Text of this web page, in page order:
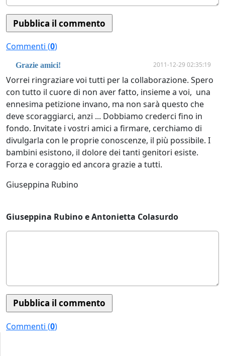
Commenti (0)
Grazie amici! 2011-12-29 02:35:19
Vorrei ringraziare voi tutti per la collaborazione. Spero
con tutto il cuore di non aver fatto, insieme a voi, una
ennesima petizione invano, ma non sarà questo che
deve scoraggiarci, anzi ... Dobbiamo crederci fino in
fondo. Invitate i vostri amici a firmare, cerchiamo di
divulgarla con le proprie conoscenze, il più possibile. I
bambini esistono, il dolore dei tanti genitori esiste.
Forza e coraggio ed ancora grazie a tutti.
Giuseppina Rubino
Giuseppina Rubino e Antonietta Colasurdo
Commenti (0)